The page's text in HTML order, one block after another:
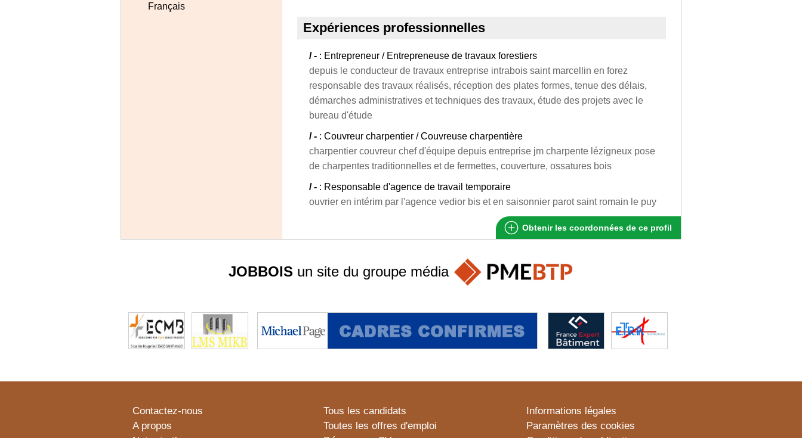
Français
Expériences professionnelles
/ - : Entrepreneur / Entrepreneuse de travaux forestiers
depuis le conducteur de travaux entreprise intrabois saint marcellin en forez
responsable des travaux réalisés, réception des plates formes, tenue des délais,
démarches administratives et techniques des travaux, étude des projets avec le
bureau d'étude
/ - : Couvreur charpentier / Couvreuse charpentière
charpentier couvreur chef d'équipe depuis entreprise jm charpente lézigneux pose
de charpentes traditionnelles et de fermettes, couverture, ossatures bois
/ - : Responsable d'agence de travail temporaire
ouvrier en intérim par l'agence vedior bis et en saisonnier parot saint romain le puy
Obtenir les coordonnées de ce profil
JOBBOIS un site du groupe média
Contactez-nous
A propos
Tous les candidats
Toutes les offres d'emploi
Informations légales
Paramètres des cookies